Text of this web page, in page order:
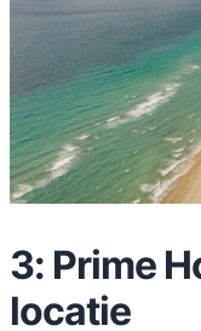
3: Prime
locatie